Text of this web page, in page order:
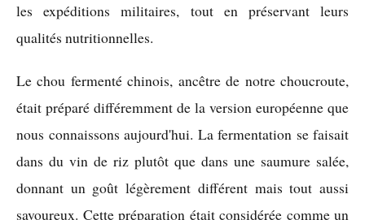
les expéditions militaires, tout en préservant leurs
qualités nutritionnelles.
Le chou fermenté chinois, ancêtre de notre choucroute,
était préparé différemment de la version européenne que
nous connaissons aujourd'hui. La fermentation se faisait
dans du vin de riz plutôt que dans une saumure salée,
donnant un goût légèrement différent mais tout aussi
savoureux. Cette préparation était considérée comme un